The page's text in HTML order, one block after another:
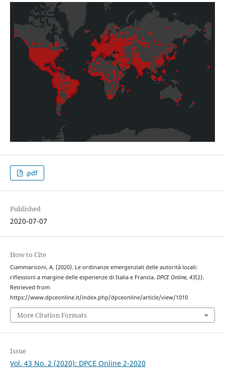
.pdf
Published
2020-07-07
How to Cite
Ciammariconi, A. (2020). Le ordinanze emergenziali delle autorità locali:
riflessioni a margine delle esperienze di Italia e Francia. DPCE Online, 43(2).
Retrieved from
https://www.dpceonline.it/index.php/dpceonline/article/view/1010
More Citation Formats
Issue
Vol. 43 No. 2 (2020): DPCE Online 2-2020